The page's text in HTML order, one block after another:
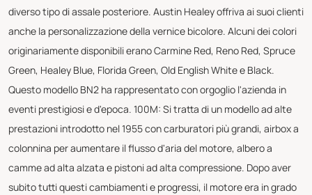
diverso tipo di assale posteriore. Austin Healey offriva ai suoi clienti
anche la personalizzazione della vernice bicolore. Alcuni dei colori
originariamente disponibili erano Carmine Red, Reno Red, Spruce
Green, Healey Blue, Florida Green, Old English White e Black.
Questo modello BN2 ha rappresentato con orgoglio l'azienda in
eventi prestigiosi e d'epoca. 100M: Si tratta di un modello ad alte
prestazioni introdotto nel 1955 con carburatori più grandi, airbox a
colonnina per aumentare il flusso d'aria del motore, albero a
camme ad alta alzata e pistoni ad alta compressione. Dopo aver
subito tutti questi cambiamenti e progressi, il motore era in grado